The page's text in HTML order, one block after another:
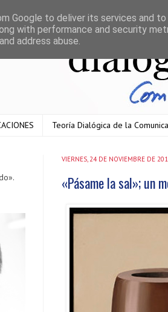
Teoría Dialógica de la
VIERNES, 24 DE NOVIEMBRE DE
«Pásame la sal»; un
Google to deliver its services and
with performance and security
address abuse.